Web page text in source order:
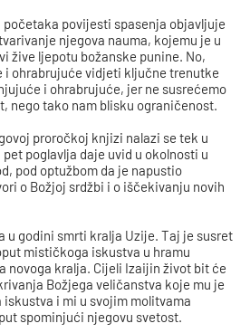
početaka povijesti spasenja objavljuje
njegova nauma, kojemu je u
žive ljepotu božanske punine. No,
i ohrabrujuće vidjeti ključne trenutke
i ohrabrujuće, jer ne susrećemo
nego tako nam blisku ograničenost.
proročkoj knjizi nalazi se tek u
poglavlja daje uvid u okolnosti u
pod optužbom da je napustio
o Božjoj srdžbi i o iščekivanju novih
u godini smrti kralja Uzije. Taj je susret
mističkoga iskustva u hramu
novoga kralja. Cijeli Izaijin život bit će
Božjega veličanstva koje mu je
i mi u svojim molitvama
spominjući njegovu svetost.